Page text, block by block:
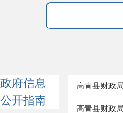
政府信息
公开指南
高青县财政
高青县财政